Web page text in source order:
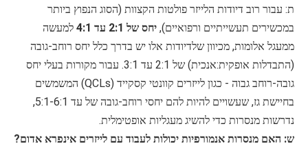
ת: עבור רוב דיודות הלייזר פולטות הקצוות (הסוג הנפוץ ביותר
במכשירים תעשייתיים ורפואיים), יחס של 2:1 עד 4:1
למעשה
ממעגל אלומות, מכיוון שלדיודות אלו יש בדרך כלל יחס רוחב-גובה
(התבדלות אופקית:אנכית) של 2:1 עד 3:1. עבור מקורות בעלי יחס
גובה-רוחב גבוה - כגון לייזרים קוונטי קסקייד (QCLs) המשמשים
בחיישת גז, שעשויים להיות להם יחסי רוחב-גובה של עד 5:1-6:1,
נדרשות מנסרות כדי להשיג מעגליות אופטימלית.
ש: האם מנסרות אנמורפיות יכולות לעבוד עם לייזרים אינפרא אדום?